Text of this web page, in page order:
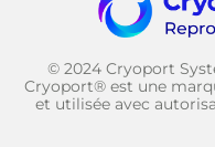
© 2024 Cryoport
Cryoport® est une
et utilisée avec